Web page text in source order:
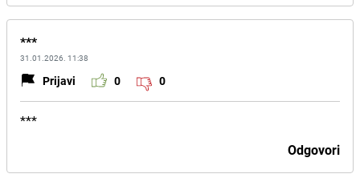
***
31.01.2026. 11:38
Prijavi 0 0
***
Odgovori